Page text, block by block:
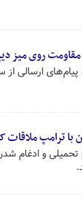
مقاومت روی میز
ارسالی
ترامپ ملاقات
و ادغام